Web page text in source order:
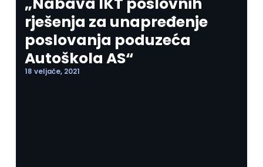
rješenja za unapređenje
poslovanja poduzeća
Autoškola AS“
18 veljače, 2021